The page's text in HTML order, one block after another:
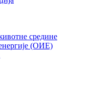
средине
(ОИЕ)